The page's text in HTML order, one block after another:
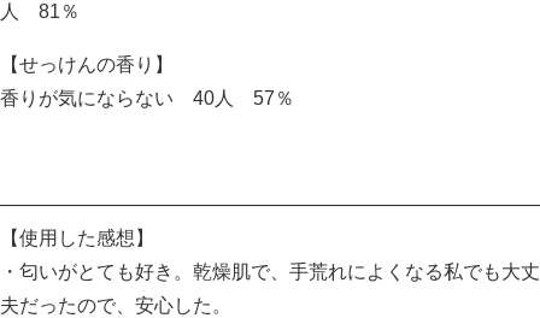
人 81％
【せっけんの香り】
香りが気にならない 40人 57％
【使用した感想】
・匂いがとても好き。乾燥肌で、手荒れによくなる私でも大丈
夫だったので、安心した。